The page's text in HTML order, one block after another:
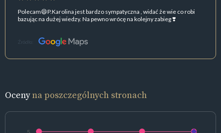
Polecam😄P.Karolina jest bardzo sympatyczna , widać że wie co robi
bazując na dużej wiedzy. Na pewno wrócę na kolejny zabieg ❣️
Źródło:
Ocenyna poszczególnych stronach